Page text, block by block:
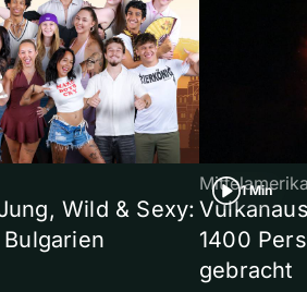
Wild & Sexy:
1 Min
1400
gebracht